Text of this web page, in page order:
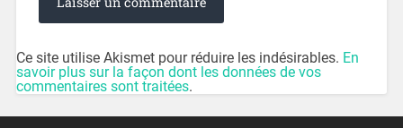
Ce site utilise Akismet pour réduire les indésirables. En
savoir plus sur la façon dont les données de vos
commentaires sont traitées.